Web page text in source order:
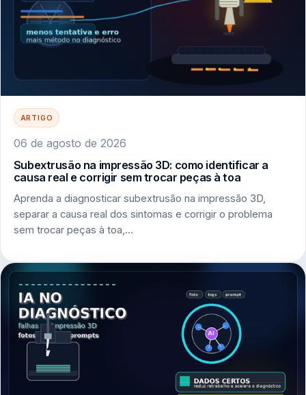
ARTIGO
06 de agosto de 2026
Subextrusão na impressão 3D: como identificar a
causa real e corrigir sem trocar peças à toa
Aprenda a diagnosticar subextrusão na impressão 3D,
separar a causa real dos sintomas e corrigir o problema
sem trocar peças à toa,…